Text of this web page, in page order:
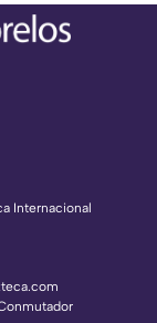
Internacional